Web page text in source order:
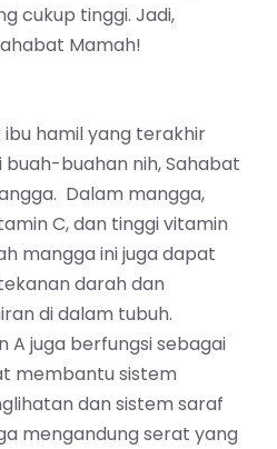
cukup tinggi. Jadi,
Mamah!
hamil yang terakhir
buahan nih, Sahabat
Dalam mangga,
C, dan tinggi vitamin
mangga ini juga dapat
darah dan
di dalam tubuh.
A juga berfungsi sebagai
membantu sistem
dan sistem saraf
mengandung serat yang